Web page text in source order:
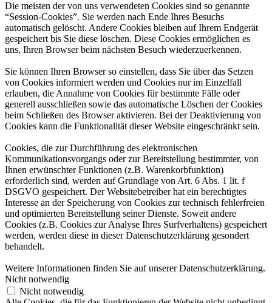
Die meisten der von uns verwendeten Cookies sind so genannte
“Session-Cookies”. Sie werden nach Ende Ihres Besuchs
automatisch gelöscht. Andere Cookies bleiben auf Ihrem Endgerät
gespeichert bis Sie diese löschen. Diese Cookies ermöglichen es
uns, Ihren Browser beim nächsten Besuch wiederzuerkennen.
Sie können Ihren Browser so einstellen, dass Sie über das Setzen
von Cookies informiert werden und Cookies nur im Einzelfall
erlauben, die Annahme von Cookies für bestimmte Fälle oder
generell ausschließen sowie das automatische Löschen der Cookies
beim Schließen des Browser aktivieren. Bei der Deaktivierung von
Cookies kann die Funktionalität dieser Website eingeschränkt sein.
Cookies, die zur Durchführung des elektronischen
Kommunikationsvorgangs oder zur Bereitstellung bestimmter, von
Ihnen erwünschter Funktionen (z.B. Warenkorbfunktion)
erforderlich sind, werden auf Grundlage von Art. 6 Abs. 1 lit. f
DSGVO gespeichert. Der Websitebetreiber hat ein berechtigtes
Interesse an der Speicherung von Cookies zur technisch fehlerfreien
und optimierten Bereitstellung seiner Dienste. Soweit andere
Cookies (z.B. Cookies zur Analyse Ihres Surfverhaltens) gespeichert
werden, werden diese in dieser Datenschutzerklärung gesondert
behandelt.
Weitere Informationen finden Sie auf unserer Datenschutzerklärung.
Nicht notwendig
Nicht notwendig